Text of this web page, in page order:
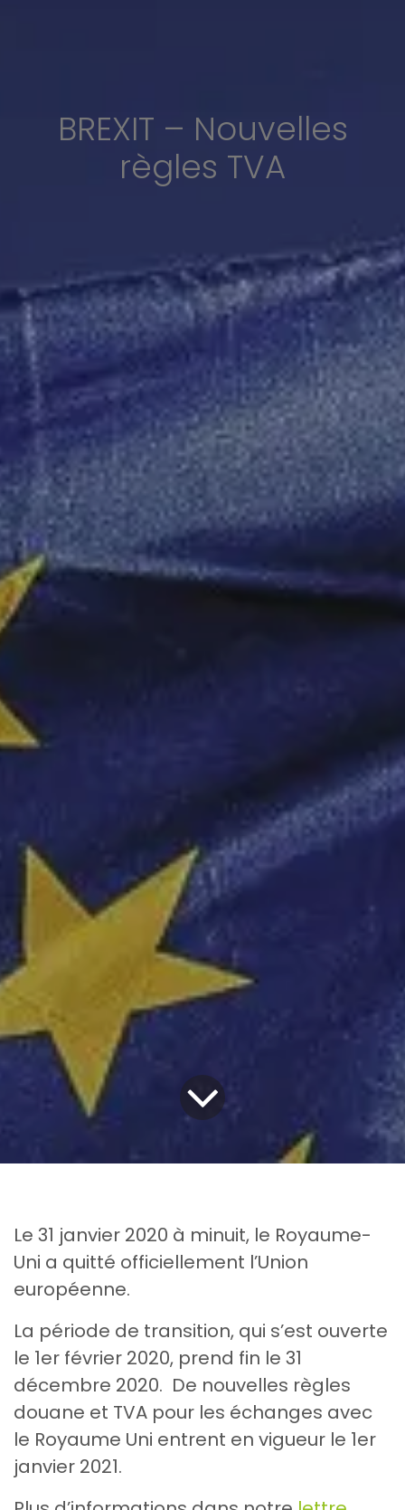
BREXIT – Nouvelles
règles TVA
Le 31 janvier 2020 à minuit, le Royaume-
Uni a quitté officiellement l’Union
européenne.
La période de transition, qui s’est ouverte
le 1er février 2020, prend fin le 31
décembre 2020. De nouvelles règles
douane et TVA pour les échanges avec
le Royaume Uni entrent en vigueur le 1er
janvier 2021.